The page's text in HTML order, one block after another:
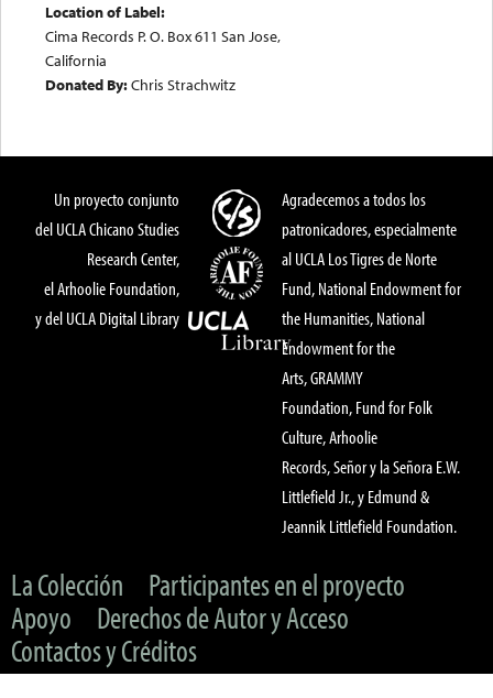
Location of Label:
Cima Records P. O. Box 611 San Jose,
California
Donated By:Chris Strachwitz
Un proyecto conjunto
del UCLA Chicano Studies
Research Center,
el Arhoolie Foundation,
y del UCLA Digital Library
Agradecemos a todos los
patronicadores, especialmente
al UCLA Los Tigres de Norte
Fund, National Endowment for
the Humanities, National
Endowment for the
Arts, GRAMMY
Foundation, Fund for Folk
Culture, Arhoolie
Records, Señor y la Señora E.W.
Littlefield Jr., y Edmund &
Jeannik Littlefield Foundation.
La Colección
Participantes en el proyecto
Apoyo
Derechos de Autor y Acceso
Contactos y Créditos